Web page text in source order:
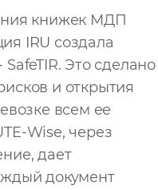
книжек МДП
IRU создала
Это сделано
и открытия
всем ее
Wise, через
дает
документ